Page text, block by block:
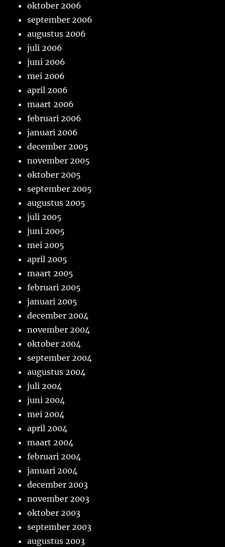
oktober 2006
september 2006
augustus 2006
juli 2006
juni 2006
mei 2006
april 2006
maart 2006
februari 2006
januari 2006
december 2005
november 2005
oktober 2005
september 2005
augustus 2005
juli 2005
juni 2005
mei 2005
april 2005
maart 2005
februari 2005
januari 2005
december 2004
november 2004
oktober 2004
september 2004
augustus 2004
juli 2004
juni 2004
mei 2004
april 2004
maart 2004
februari 2004
januari 2004
december 2003
november 2003
oktober 2003
september 2003
augustus 2003